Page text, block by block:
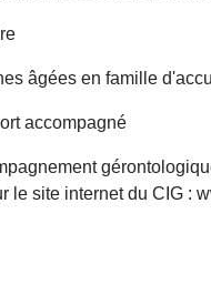
âgées en famille
accompagné
le site internet du CIG :